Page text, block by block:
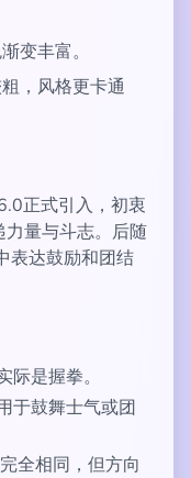
变丰富。
，风格更卡通
正式引入，初衷
量与斗志。后随
表达鼓励和团结
是握拳。
于鼓舞士气或团
全相同，但方向